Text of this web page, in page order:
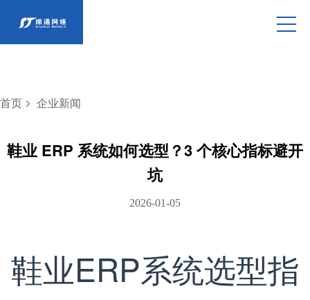
首页 > 企业新闻
鞋业 ERP 系统如何选型？3 个核心指标避开
坑
2026-01-05
鞋业ERP系统选型指